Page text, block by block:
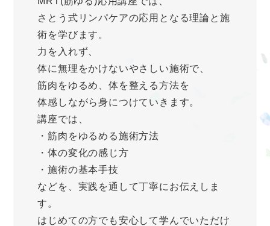
さとう式リンパケアの応用となる理論と施
術を学びます。
力を入れず、
体に無理をかけないやさしい施術で、
筋肉をゆるめ、体を整える方法を
体感しながら身につけていきます。
講座では、
・筋肉をゆるめる施術方法
・体の変化の感じ方
・施術の基本手技
などを、実践を通して丁寧にお伝えしま
す。
はじめての方でも安心して学んでいただけ